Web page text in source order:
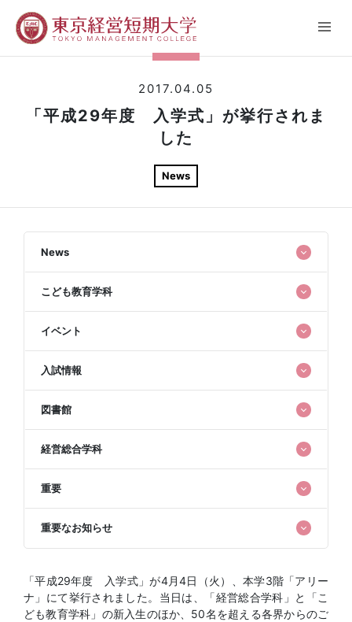
2017.04.05
「平成29年度 入学式」が挙行されま
した
News
News
こども教育学科
イベント
入試情報
図書館
経営総合学科
重要
重要なお知らせ
「平成29年度 入学式」が4月4日（火）、本学3階「アリー
ナ」にて挙行されました。当日は、「経営総合学科」と「こ
ども教育学科」の新入生のほか、50名を超える各界からのご